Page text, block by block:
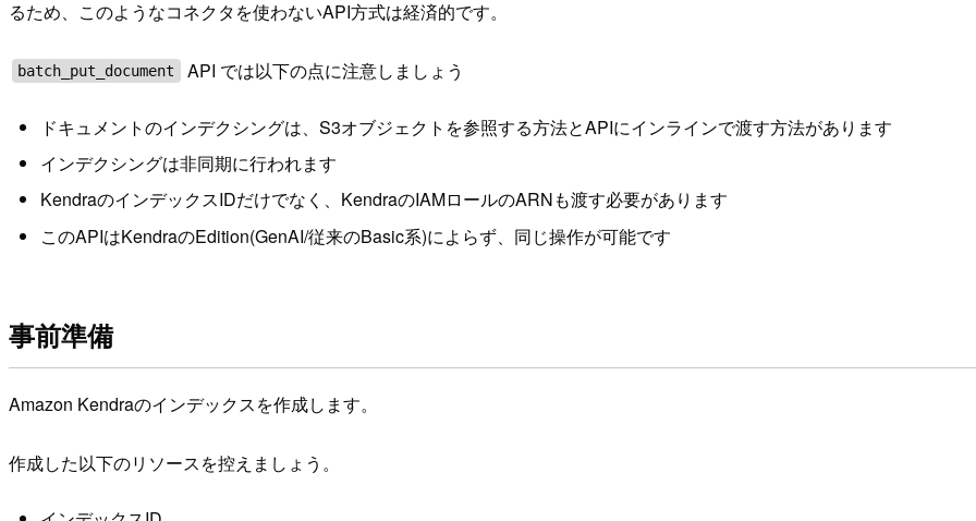
るため、このようなコネクタを使わないAPI方式は経済的です。
batch_put_document API では以下の点に注意しましょう
ドキュメントのインデクシングは、S3オブジェクトを参照する方法とAPIにインラインで渡す方法があります
インデクシングは非同期に行われます
KendraのインデックスIDだけでなく、KendraのIAMロールのARNも渡す必要があります
このAPIはKendraのEdition(GenAI/従来のBasic系)によらず、同じ操作が可能です
事前準備
Amazon Kendraのインデックスを作成します。
作成した以下のリソースを控えましょう。